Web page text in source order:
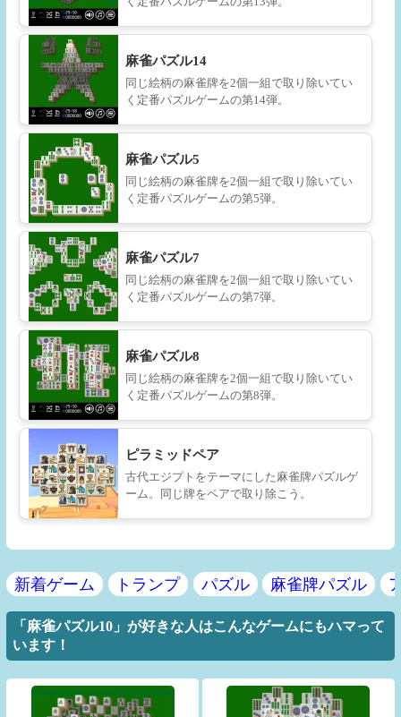
麻雀パズル14
同じ絵柄の麻雀牌を2個一組で取り除いてい
く定番パズルゲームの第14弾。
麻雀パズル5
同じ絵柄の麻雀牌を2個一組で取り除いてい
く定番パズルゲームの第5弾。
麻雀パズル7
同じ絵柄の麻雀牌を2個一組で取り除いてい
く定番パズルゲームの第7弾。
麻雀パズル8
同じ絵柄の麻雀牌を2個一組で取り除いてい
く定番パズルゲームの第8弾。
ピラミッドペア
古代エジプトをテーマにした麻雀牌パズルゲ
ーム。同じ牌をペアで取り除こう。
新着ゲーム トランプ パズル 麻雀牌パズル
「麻雀パズル10」が好きな人はこんなゲームにもハマって
います！